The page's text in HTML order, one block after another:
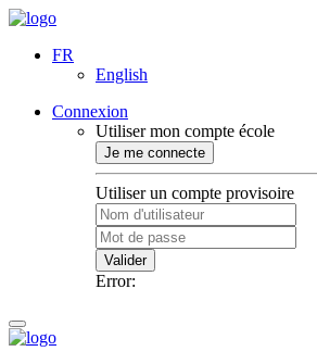
FR
English
Connexion
Utiliser mon compte école
Je me connecte
Utiliser un compte provisoire
Valider
Error: